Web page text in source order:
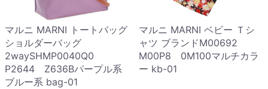
マルニ MARNI トートバッグ
ショルダーバッグ
2waySHMP0040Q0
P2644 Z636Bパープル系
ブルー系 bag-01
マルニ MARNI ベビー Ｔシ
ャツ ブランドM00692
M00P8 0M100マルチカラ
ー kb-01